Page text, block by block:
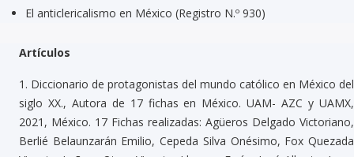
El anticlericalismo en México (Registro N.º 930)
Artículos
1. Diccionario de protagonistas del mundo católico en México del
siglo XX., Autora de 17 fichas en México. UAM- AZC y UAMX,
2021, México. 17 Fichas realizadas: Agüeros Delgado Victoriano,
Berlié Belaunzarán Emilio, Cepeda Silva Onésimo, Fox Quezada